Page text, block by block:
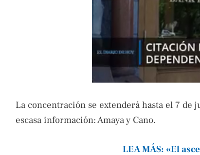
La concentración se extenderá hasta el 7 de
escasa información: Amaya y Cano.
LEA MÁS: «El